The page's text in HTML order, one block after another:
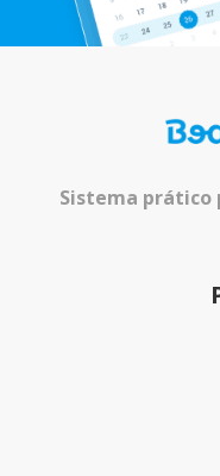
Sistema prático